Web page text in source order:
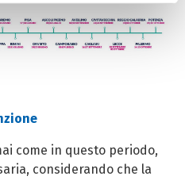
di terza parte, per
e per consentirci di inviare
Per accettare i cookie
navigazione proseguirà
tecnici. Per maggiori
la nostra Cookie
come in questo periodo,
considerando che la